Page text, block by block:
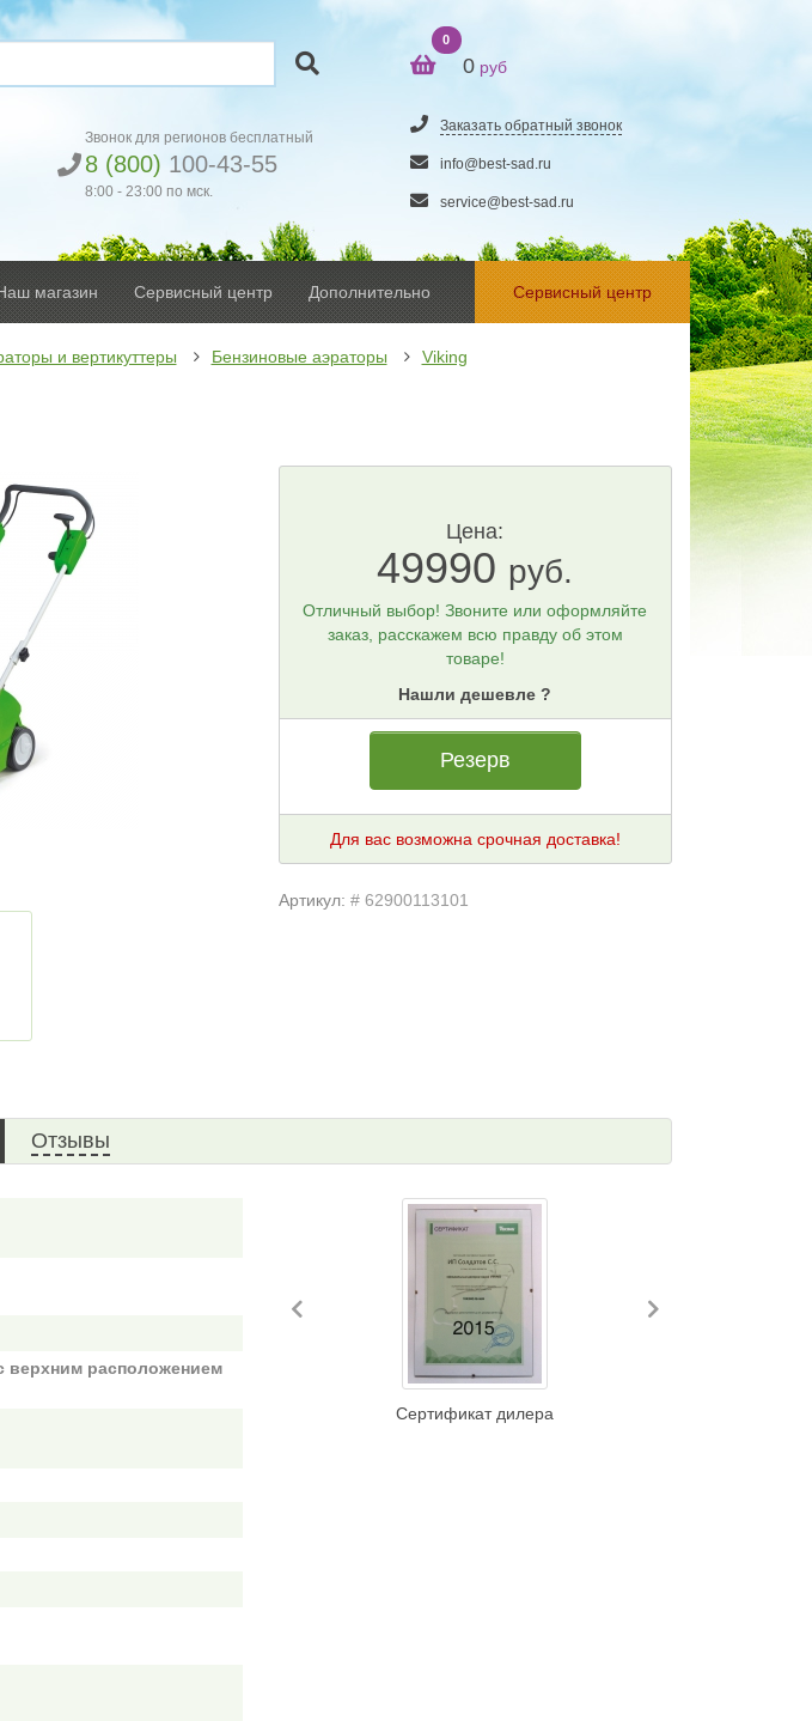
Звонок для регионов бесплатный
8 (800) 100-43-55
8:00 - 23:00 по мск.
0
0 руб
Заказать обратный звонок
info@best-sad.ru
service@best-sad.ru
магазин Сервисный центр Дополнительно Сервисный центр
и вертикуттеры Бензиновые аэраторы Viking
Цена:
49990 руб.
Отличный выбор! Звоните или оформляйте
заказ, расскажем всю правду об этом
товаре!
Нашли дешевле ?
Резерв
Для вас возможна срочная доставка!
Артикул: # 62900113101
Отзывы
верхним расположением
Сертификат дилера
Previous